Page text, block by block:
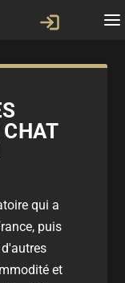
qui a
puis
et